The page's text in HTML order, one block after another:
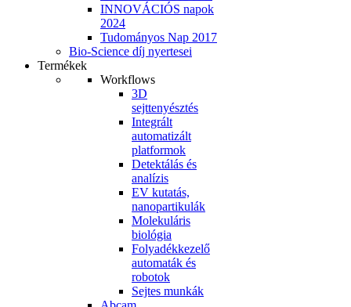
INNOVÁCIÓS napok
2024
Tudományos Nap 2017
Bio-Science díj nyertesei
Termékek
Workflows
3D
sejttenyésztés
Integrált
automatizált
platformok
Detektálás és
analízis
EV kutatás,
nanopartikulák
Molekuláris
biológia
Folyadékkezelő
automaták és
robotok
Sejtes munkák